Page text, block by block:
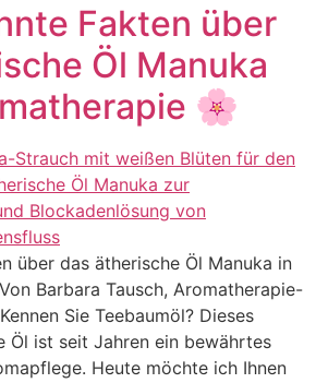
Fakten über
Öl Manuka
🌸
über das ätherische Öl Manuka in
Barbara Tausch, Aromatherapie-
Sie Teebaumöl? Dieses
Öl ist seit Jahren ein bewährtes
Heute möchte ich Ihnen